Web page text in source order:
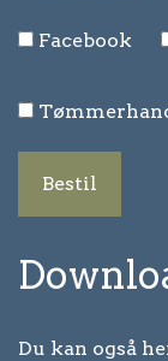
Facebook
Bestil
Du kan også